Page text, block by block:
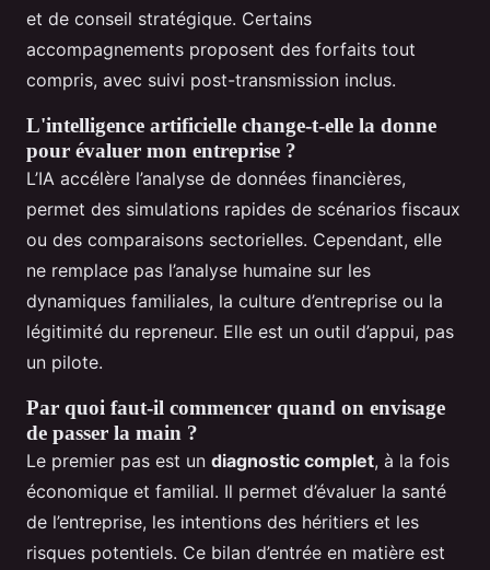
et de conseil stratégique. Certains
accompagnements proposent des forfaits tout
compris, avec suivi post-transmission inclus.
L'intelligence artificielle change-t-elle la donne
pour évaluer mon entreprise ?
L’IA accélère l’analyse de données financières,
permet des simulations rapides de scénarios fiscaux
ou des comparaisons sectorielles. Cependant, elle
ne remplace pas l’analyse humaine sur les
dynamiques familiales, la culture d’entreprise ou la
légitimité du repreneur. Elle est un outil d’appui, pas
un pilote.
Par quoi faut-il commencer quand on envisage
de passer la main ?
Le premier pas est un diagnostic complet, à la fois
économique et familial. Il permet d’évaluer la santé
de l’entreprise, les intentions des héritiers et les
risques potentiels. Ce bilan d’entrée en matière est